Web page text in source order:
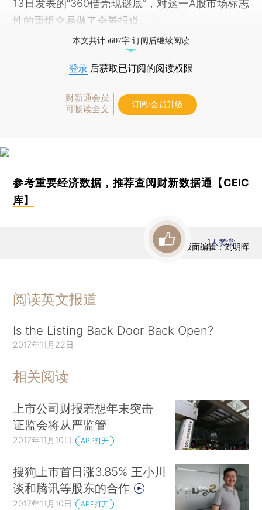
13日发表的“360借壳现谜底”，对这一A股市场标志
性的重组交易做了全景报道。
本文共计5607字 订阅后继续阅读
登录 后获取已订阅的阅读权限
财新通会员
可畅读全文
订阅/会员升级
参考重要经济数据，推荐查阅 财新数据通【CEIC
库】
版面编辑：刘明晖
1人赞赏
阅读英文报道
Is the Listing Back Door Back Open?
2017年11月22日
相关阅读
上市公司财报若想年末突击
证监会将从严监管
2017年11月10日 APP打开
搜狗上市首日涨3.85% 王小川
谈和腾讯等股东的合作
2017年11月10日 APP打开